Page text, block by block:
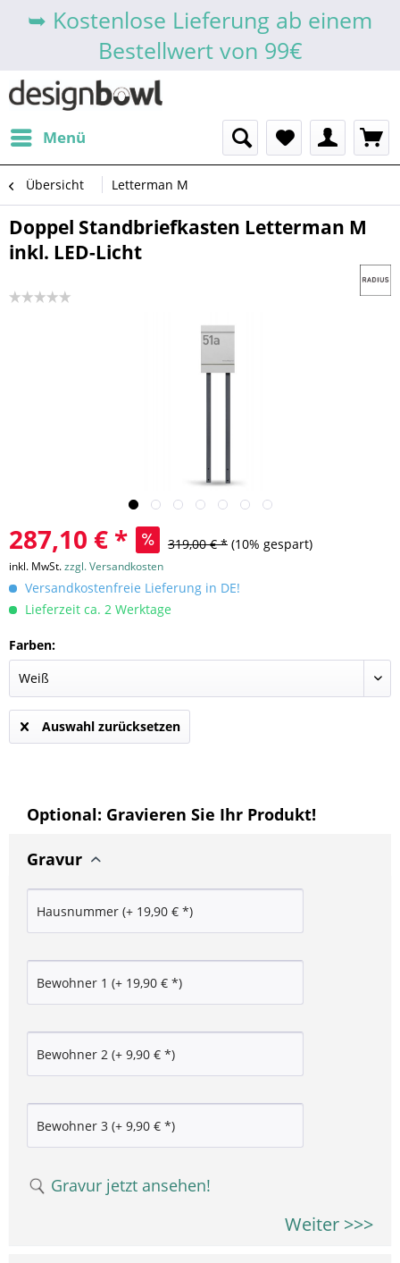
➥ Kostenlose Lieferung ab einem
Bestellwert von 99€
Menü
Übersicht Letterman M
Doppel Standbriefkasten Letterman M
inkl. LED-Licht
287,10 € * 319,00 € * (10% gespart)
inkl. MwSt.zzgl. Versandkosten
Versandkostenfreie Lieferung in DE!
Lieferzeit ca. 2 Werktage
Farben:
Auswahl zurücksetzen
Optional: Gravieren Sie Ihr Produkt!
Gravur
Gravur jetzt ansehen!
Weiter >>>